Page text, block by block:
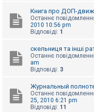
Книга про ДОП-
Останнє
2010 10:56 pm
Відповіді: 1
скельниця та інші
Останнє
am
Відповіді: 3
Журнальный
Останнє
25, 2010 6:21 pm
Відповіді: 11